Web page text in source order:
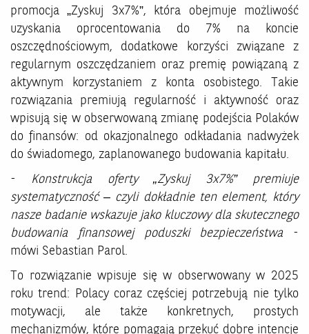
promocja „Zyskuj 3x7%”, która obejmuje możliwość
uzyskania oprocentowania do 7% na koncie
oszczędnościowym, dodatkowe korzyści związane z
regularnym oszczędzaniem oraz premię powiązaną z
aktywnym korzystaniem z konta osobistego. Takie
rozwiązania premiują regularność i aktywność oraz
wpisują się w obserwowaną zmianę podejścia Polaków
do finansów: od okazjonalnego odkładania nadwyżek
do świadomego, zaplanowanego budowania kapitału.
- Konstrukcja oferty „Zyskuj 3x7%” premiuje
systematyczność – czyli dokładnie ten element, który
nasze badanie wskazuje jako kluczowy dla skutecznego
budowania finansowej poduszki bezpieczeństwa -
mówi Sebastian Parol.
To rozwiązanie wpisuje się w obserwowany w 2025
roku trend: Polacy coraz częściej potrzebują nie tylko
motywacji, ale także konkretnych, prostych
mechanizmów, które pomagają przekuć dobre intencje